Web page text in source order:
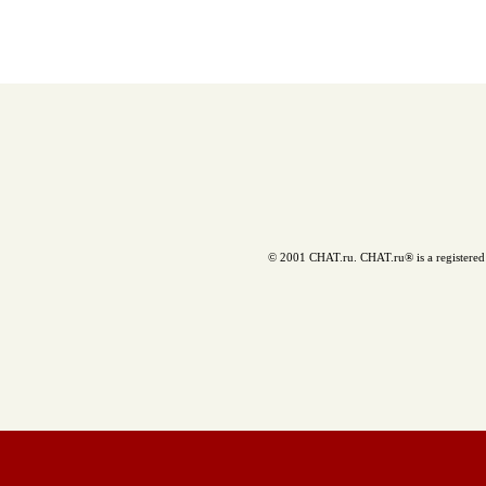
© 2001 CHAT.ru. CHAT.ru® is a